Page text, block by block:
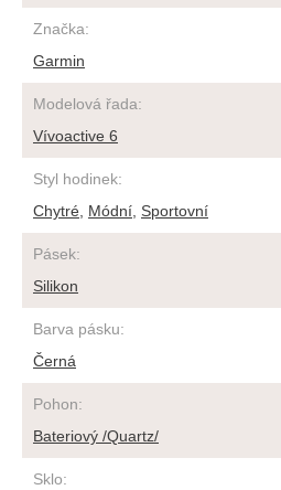
Značka:
Garmin
Modelová řada:
Vívoactive 6
Styl hodinek:
Chytré Módní Sportovní
Pásek:
Silikon
Barva pásku:
Černá
Pohon:
Bateriový /Quartz/
Sklo: